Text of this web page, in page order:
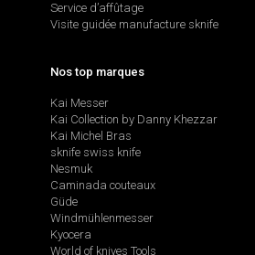
Service d’affûtage
Visite guidée manufacture sknife
Nos top marques
Kai Messer
Kai Collection by Danny Khezzar
Kai Michel Bras
sknife swiss knife
Nesmuk
Caminada couteaux
Güde
Windmühlenmesser
Kyocera
World of knives Tools